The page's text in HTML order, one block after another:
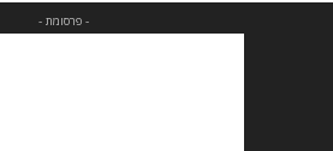
- פרסומת -